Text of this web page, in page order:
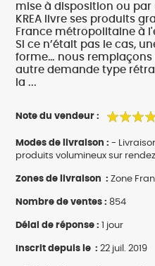
mise à disposition ou par
KREA livre ses produits
France métropolitaine à
Si ce n’était pas le cas,
forme… nous
autre demande type
la ...
Note du vendeur :
Modes de livraison : -
produits volumineux sur
Zones de livraison : Zone
Nombre de ventes : 854
Délai de réponse : 1 jour
Inscrit depuis le : 22 juil. 2019